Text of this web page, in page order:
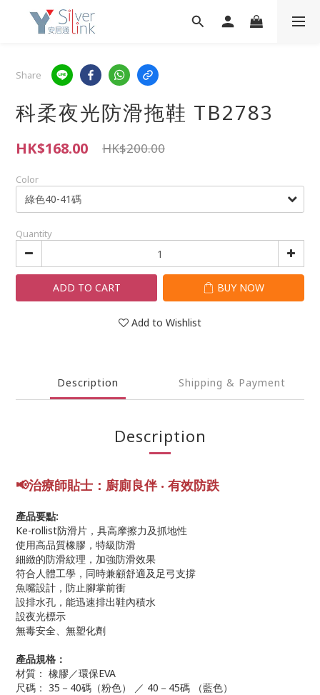
Share
科柔夜光防滑拖鞋 TB2783
HK$168.00 HK$200.00
Color
Quantity
ADD TO CART BUY NOW
Add to Wishlist
Description Shipping & Payment
Description
📢治療師貼士 ：廚廁良伴 ‧ 有效防跌
產品要點:
Ke-rollist防滑片，具高摩擦力及抓地性
使用高品質橡膠，特級防滑
細緻的防滑紋理，加強防滑效果
符合人體工學，同時兼顧舒適及足弓支撐
魚嘴設計，防止腳掌前衝
設排水孔，能迅速排出鞋內積水
設夜光標示
無毒安全、無塑化劑
產品規格：
材質： 橡膠／環保EVA
尺碼： 35－40碼（粉色） ／ 40－45碼 （藍色）